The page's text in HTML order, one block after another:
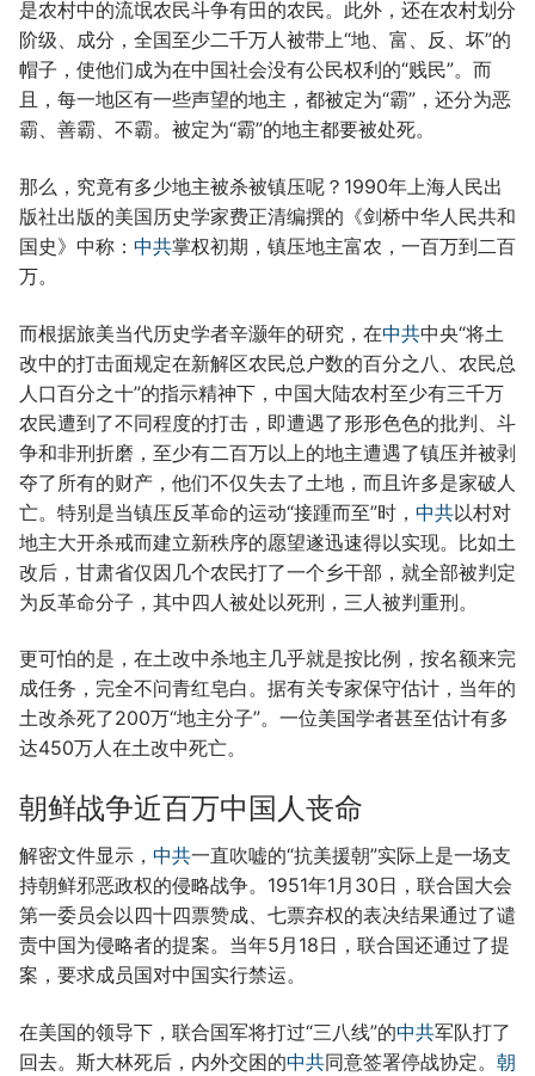
是农村中的流氓农民斗争有田的农民。此外，还在农村划分
阶级、成分，全国至少二千万人被带上“地、富、反、坏”的
帽子，使他们成为在中国社会没有公民权利的“贱民”。而
且，每一地区有一些声望的地主，都被定为“霸”，还分为恶
霸、善霸、不霸。被定为“霸”的地主都要被处死。
那么，究竟有多少地主被杀被镇压呢？1990年上海人民出
版社出版的美国历史学家费正清编撰的《剑桥中华人民共和
国史》中称： 中共掌权初期，镇压地主富农，一百万到二百
万。
而根据旅美当代历史学者辛灏年的研究，在中共中央“将土
改中的打击面规定在新解区农民总户数的百分之八、农民总
人口百分之十”的指示精神下，中国大陆农村至少有三千万
农民遭到了不同程度的打击，即遭遇了形形色色的批判、斗
争和非刑折磨，至少有二百万以上的地主遭遇了镇压并被剥
夺了所有的财产，他们不仅失去了土地，而且许多是家破人
亡。特别是当镇压反革命的运动“接踵而至”时， 中共以村对
地主大开杀戒而建立新秩序的愿望遂迅速得以实现。比如土
改后，甘肃省仅因几个农民打了一个乡干部，就全部被判定
为反革命分子，其中四人被处以死刑，三人被判重刑。
更可怕的是，在土改中杀地主几乎就是按比例，按名额来完
成任务，完全不问青红皂白。据有关专家保守估计，当年的
土改杀死了200万“地主分子”。一位美国学者甚至估计有多
达450万人在土改中死亡。
朝鲜战争近百万中国人丧命
解密文件显示， 中共一直吹嘘的“抗美援朝”实际上是一场支
持朝鲜邪恶政权的侵略战争。1951年1月30日，联合国大会
第一委员会以四十四票赞成、七票弃权的表决结果通过了谴
责中国为侵略者的提案。当年5月18日，联合国还通过了提
案，要求成员国对中国实行禁运。
在美国的领导下，联合国军将打过“三八线”的中共军队打了
回去。斯大林死后，内外交困的中共同意签署停战协定。 朝